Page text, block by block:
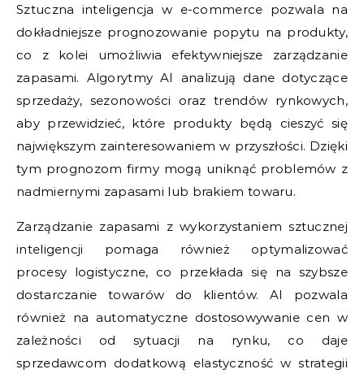
Sztuczna inteligencja w e-commerce pozwala na
dokładniejsze prognozowanie popytu na produkty,
co z kolei umożliwia efektywniejsze zarządzanie
zapasami. Algorytmy AI analizują dane dotyczące
sprzedaży, sezonowości oraz trendów rynkowych,
aby przewidzieć, które produkty będą cieszyć się
największym zainteresowaniem w przyszłości. Dzięki
tym prognozom firmy mogą uniknąć problemów z
nadmiernymi zapasami lub brakiem towaru.
Zarządzanie zapasami z wykorzystaniem sztucznej
inteligencji pomaga również optymalizować
procesy logistyczne, co przekłada się na szybsze
dostarczanie towarów do klientów. AI pozwala
również na automatyczne dostosowywanie cen w
zależności od sytuacji na rynku, co daje
sprzedawcom dodatkową elastyczność w strategii